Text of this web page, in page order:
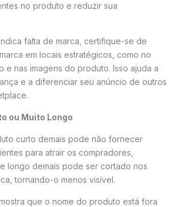
no produto e reduzir sua
falta de marca, certifique-se de
em locais estratégicos, como no
e nas imagens do produto. Isso ajuda a
e a diferenciar seu anúncio de outros
ou Muito Longo
curto demais pode não fornecer
para atrair os compradores,
longo demais pode ser cortado nos
tornando-o menos visível.
que o nome do produto está fora